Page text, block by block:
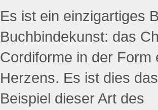
Es ist ein einzigartiges
Buchbindekunst: das
Cordiforme in der Form
Herzens. Es ist dies
Beispiel dieser Art des